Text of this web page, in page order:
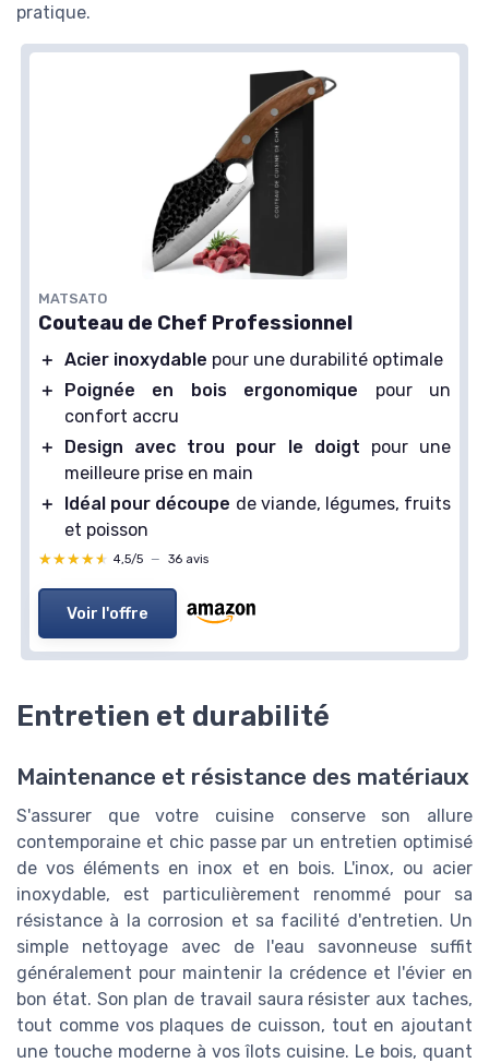
pratique.
MATSATO
Couteau de Chef Professionnel
＋ Acier inoxydable pour une durabilité optimale
＋
Poignée en bois ergonomique pour un
confort accru
＋
Design avec trou pour le doigt pour une
meilleure prise en main
＋
Idéal pour découpe de viande, légumes, fruits
et poisson
★★★★★
★★★★★ 4,5/5 — 36 avis
Voir l'offre
Entretien et durabilité
Maintenance et résistance des matériaux
S'assurer que votre cuisine conserve son allure
contemporaine et chic passe par un entretien optimisé
de vos éléments en inox et en bois. L'inox, ou acier
inoxydable, est particulièrement renommé pour sa
résistance à la corrosion et sa facilité d'entretien. Un
simple nettoyage avec de l'eau savonneuse suffit
généralement pour maintenir la crédence et l'évier en
bon état. Son plan de travail saura résister aux taches,
tout comme vos plaques de cuisson, tout en ajoutant
une touche moderne à vos îlots cuisine. Le bois, quant